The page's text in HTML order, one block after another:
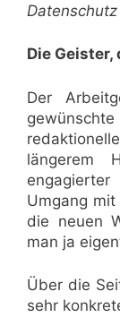
Die
Der
gewünschte
längerem
Umgang
die neuen
man ja
Über die
sehr